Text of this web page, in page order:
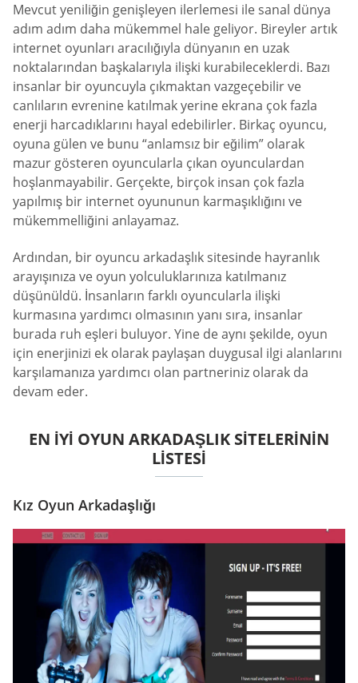
Mevcut yeniliğin genişleyen ilerlemesi ile sanal dünya
adım adım daha mükemmel hale geliyor. Bireyler artık
internet oyunları aracılığıyla dünyanın en uzak
noktalarından başkalarıyla ilişki kurabileceklerdi. Bazı
insanlar bir oyuncuyla çıkmaktan vazgeçebilir ve
canlıların evrenine katılmak yerine ekrana çok fazla
enerji harcadıklarını hayal edebilirler. Birkaç oyuncu,
oyuna gülen ve bunu “anlamsız bir eğilim” olarak
mazur gösteren oyuncularla çıkan oyunculardan
hoşlanmayabilir. Gerçekte, birçok insan çok fazla
yapılmış bir internet oyununun karmaşıklığını ve
mükemmelliğini anlayamaz.
Ardından, bir oyuncu arkadaşlık sitesinde hayranlık
arayışınıza ve oyun yolculuklarınıza katılmanız
düşünüldü. İnsanların farklı oyuncularla ilişki
kurmasına yardımcı olmasının yanı sıra, insanlar
burada ruh eşleri buluyor. Yine de aynı şekilde, oyun
için enerjinizi ek olarak paylaşan duygusal ilgi alanlarını
karşılamanıza yardımcı olan partneriniz olarak da
devam eder.
EN İYI OYUN ARKADAŞLIK SITELERININ
LISTESI
Kız Oyun Arkadaşlığı